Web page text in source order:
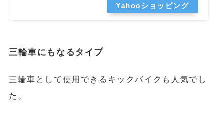
Yahooショッピング
三輪車にもなるタイプ
三輪車として使用できるキックバイクも人気でし
た。